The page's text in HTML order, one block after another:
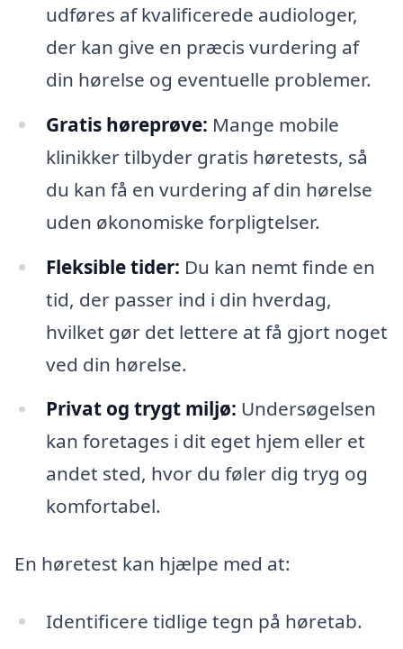
udføres af kvalificerede audiologer,
der kan give en præcis vurdering af
din hørelse og eventuelle problemer.
Gratis høreprøve: Mange mobile
klinikker tilbyder gratis høretests, så
du kan få en vurdering af din hørelse
uden økonomiske forpligtelser.
Fleksible tider: Du kan nemt finde en
tid, der passer ind i din hverdag,
hvilket gør det lettere at få gjort noget
ved din hørelse.
Privat og trygt miljø: Undersøgelsen
kan foretages i dit eget hjem eller et
andet sted, hvor du føler dig tryg og
komfortabel.
En høretest kan hjælpe med at:
Identificere tidlige tegn på høretab.